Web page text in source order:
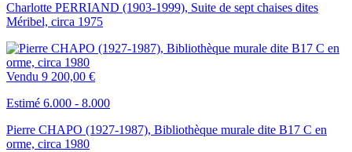
Charlotte PERRIAND (1903-1999), Suite de sept chaises dites
Méribel, circa 1975
Vendu 9 200,00 €
Estimé 6.000 - 8.000
Pierre CHAPO (1927-1987), Bibliothèque murale dite B17 C en
orme, circa 1980